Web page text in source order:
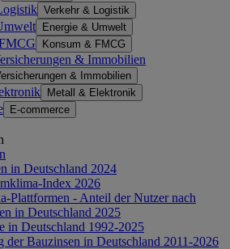
Verkehr & Logistik
Energie & Umwelt
Konsum & FMCG
& Immobilien
& Immobilien
Metall & Elektronik
E-commerce
in Deutschland 2024
Index 2026
Plattformen - Anteil der Nutzer nach
in Deutschland 2025
in Deutschland 1992-2025
der Bauzinsen in Deutschland 2011-2026